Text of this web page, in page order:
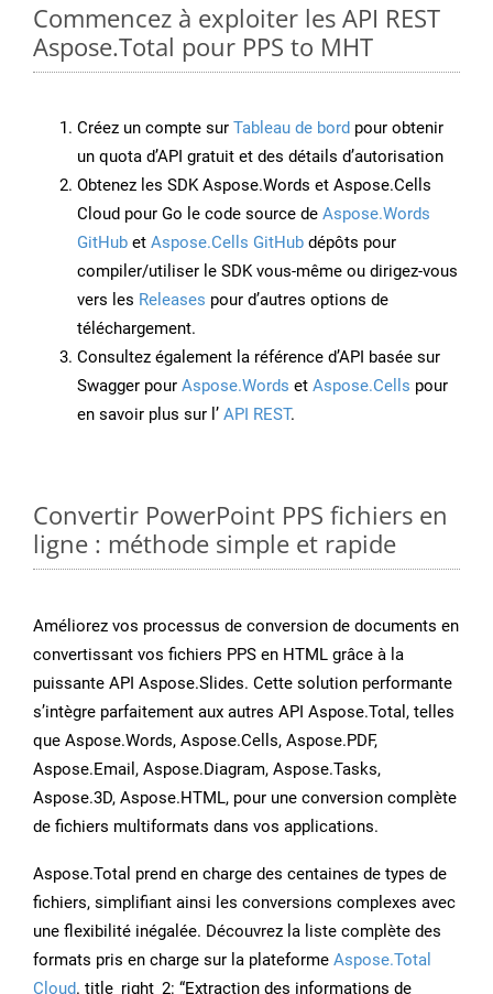
Commencez à exploiter les API REST
Aspose.Total pour PPS to MHT
Créez un compte sur Tableau de bord pour obtenir
un quota d’API gratuit et des détails d’autorisation
Obtenez les SDK Aspose.Words et Aspose.Cells
Cloud pour Go le code source de Aspose.Words
GitHub et Aspose.Cells GitHub dépôts pour
compiler/utiliser le SDK vous-même ou dirigez-vous
vers les Releases pour d’autres options de
téléchargement.
Consultez également la référence d’API basée sur
Swagger pour Aspose.Words et Aspose.Cells pour
en savoir plus sur l’ API REST.
Convertir PowerPoint PPS fichiers en
ligne : méthode simple et rapide
Améliorez vos processus de conversion de documents en
convertissant vos fichiers PPS en HTML grâce à la
puissante API Aspose.Slides. Cette solution performante
s’intègre parfaitement aux autres API Aspose.Total, telles
que Aspose.Words, Aspose.Cells, Aspose.PDF,
Aspose.Email, Aspose.Diagram, Aspose.Tasks,
Aspose.3D, Aspose.HTML, pour une conversion complète
de fichiers multiformats dans vos applications.
Aspose.Total prend en charge des centaines de types de
fichiers, simplifiant ainsi les conversions complexes avec
une flexibilité inégalée. Découvrez la liste complète des
formats pris en charge sur la plateforme Aspose.Total
Cloud. title_right_2: “Extraction des informations de